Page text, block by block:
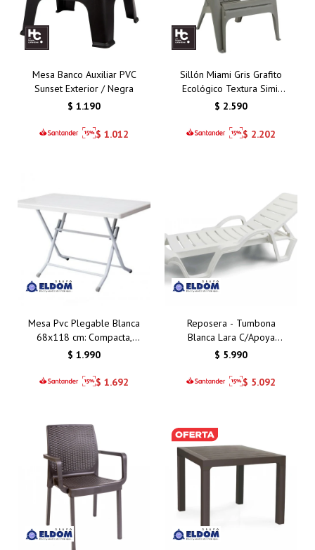
Mesa Banco Auxiliar PVC
Sunset Exterior / Negra
$ 1.190
$ 1.012
Sillón Miami Gris Grafito
Ecológico Textura Simil
Madera
$ 2.590
$ 2.202
Mesa Pvc Plegable Blanca
68x118 cm: Compacta,
Resistente y Funcional
Exteriores
$ 1.990
$ 1.692
Reposera - Tumbona
Blanca Lara C/Apoya
Brazos y Posiciones
$ 5.990
$ 5.092